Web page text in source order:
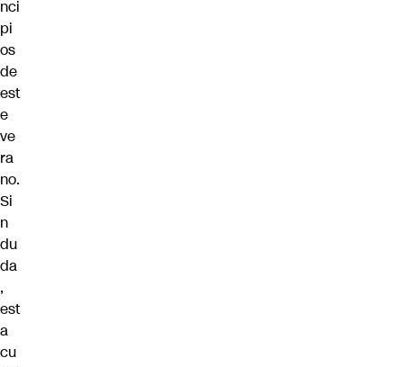
nci
pi
os
de
est
e
ve
ra
no.
Si
n
du
da
,
est
a
cu